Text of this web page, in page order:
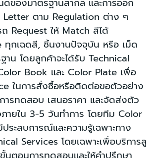
ดของมาตรฐานสากล และการออก
Letter ตาม Regulation ต่าง ๆ
ถ Request ให้ Match สีได้
ทุกเฉดสี, ชิ้นงานปัจจุบัน หรือ เม็ด
าน โดยลูกค้าจะได้รับ Technical
Book และ Color Plate เพื่อ
ในการสั่งซื้อหรือติดต่อขอตัวอย่าง
การทดสอบ เสนอราคา และจัดส่งตัว
ภายใน3-5 วันทำการ โดยทีม Color
ระสบการณ์และความรู้เฉพาะทาง
Services โดยเฉพาะเพื่อบริการลู